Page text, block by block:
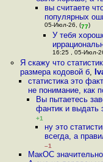
вы считаете
популярных
05-Июл-26, (77)
У тебя
16:25 , 05-Июл-
Я скажу что
размера кодовой б,
статистика это
не понимание, как
Вы пытаетесь
фантик и выдать
+1
ну это
всегда, а
–1
МакОС